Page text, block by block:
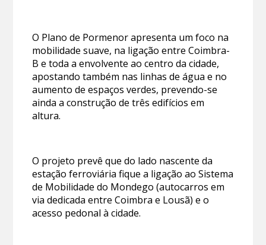
O Plano de Pormenor apresenta um foco na
mobilidade suave, na ligação entre Coimbra-
B e toda a envolvente ao centro da cidade,
apostando também nas linhas de água e no
aumento de espaços verdes, prevendo-se
ainda a construção de três edifícios em
altura.
O projeto prevê que do lado nascente da
estação ferroviária fique a ligação ao Sistema
de Mobilidade do Mondego (autocarros em
via dedicada entre Coimbra e Lousã) e o
acesso pedonal à cidade.